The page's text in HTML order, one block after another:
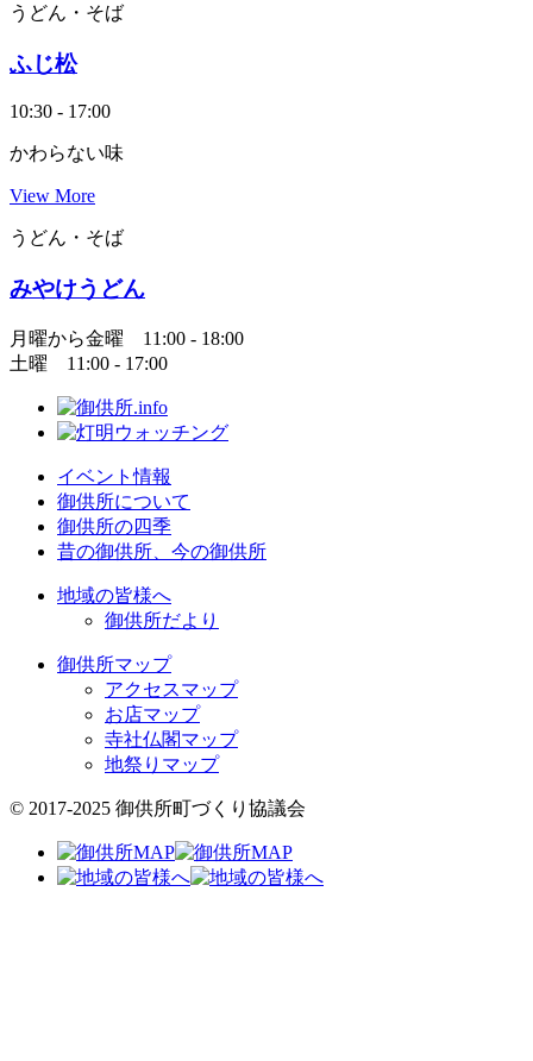
うどん・そば
ふじ松
10:30 - 17:00
かわらない味
View More
うどん・そば
みやけうどん
月曜から金曜 11:00 - 18:00
土曜 11:00 - 17:00
イベント情報
御供所について
御供所の四季
昔の御供所、今の御供所
地域の皆様へ
御供所だより
御供所マップ
アクセスマップ
お店マップ
寺社仏閣マップ
地祭りマップ
© 2017-2025 御供所町づくり協議会